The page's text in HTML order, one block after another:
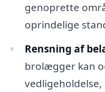
genoprette
oprindelige
Rensning af
brolægger kan